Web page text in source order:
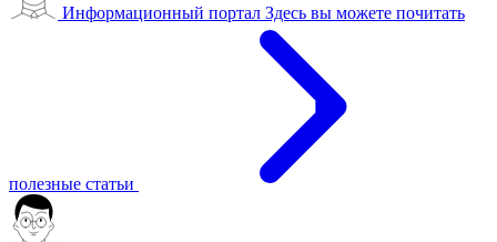
Информационный портал Здесь вы можете почитать
полезные статьи